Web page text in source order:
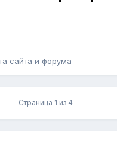
сайта и форума
Страница 1 из 4